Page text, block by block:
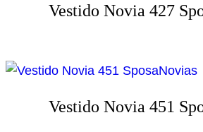
Vestido Novia 427
Vestido Novia 451